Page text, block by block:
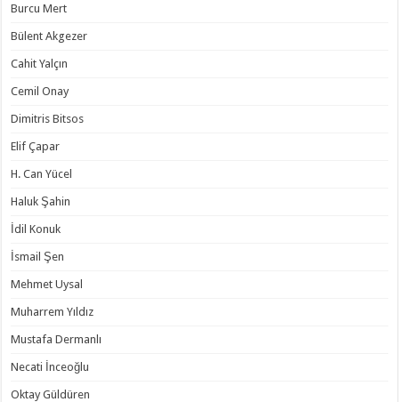
Burcu Mert
Bülent Akgezer
Cahit Yalçın
Cemil Onay
Dimitris Bitsos
Elif Çapar
H. Can Yücel
Haluk Şahin
İdil Konuk
İsmail Şen
Mehmet Uysal
Muharrem Yıldız
Mustafa Dermanlı
Necati İnceoğlu
Oktay Güldüren